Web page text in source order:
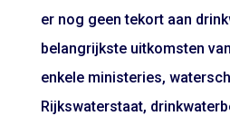
er nog geen tekort aan
belangrijkste uitkomsten
enkele ministeries,
Rijkswaterstaat,